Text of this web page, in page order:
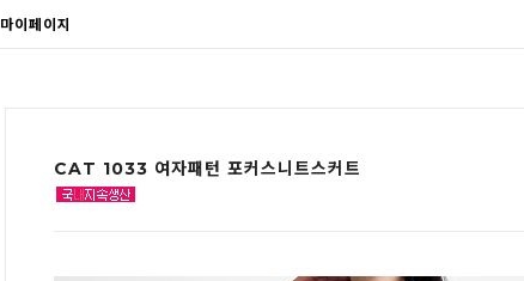
마이페이지
CAT 1033 여자패턴 포커스니트스커트